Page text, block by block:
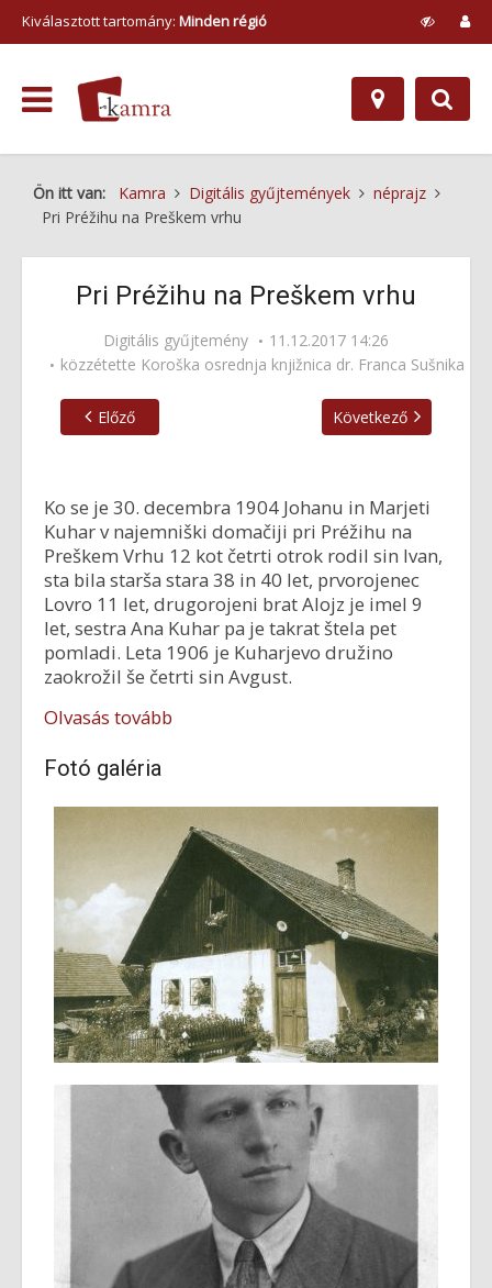
Kiválasztott tartomány: Minden régió
Ön itt van: Kamra Digitális gyűjtemények
néprajz
Pri Préžihu na Preškem vrhu
Pri Préžihu na Preškem vrhu
Digitális gyűjtemény
11.12.2017 14:26
közzétette Koroška osrednja knjižnica dr. Franca Sušnika
Előző Következő
Ko se je 30. decembra 1904 Johanu in Marjeti
Kuhar v najemniški domačiji pri Préžihu na
Preškem Vrhu 12 kot četrti otrok rodil sin Ivan,
sta bila starša stara 38 in 40 let, prvorojenec
Lovro 11 let, drugorojeni brat Alojz je imel 9
let, sestra Ana Kuhar pa je takrat štela pet
pomladi. Leta 1906 je Kuharjevo družino
zaokrožil še četrti sin Avgust.
Olvasás tovább
Fotó galéria